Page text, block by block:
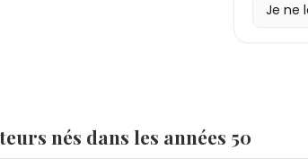
Je ne
nés dans les années 50